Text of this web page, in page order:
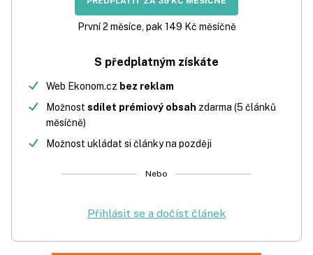
První 2 měsíce, pak 149 Kč měsíčně
S předplatným získáte
Web Ekonom.cz bez reklam
Možnost sdílet prémiový obsah zdarma (5 článků
měsíčně)
Možnost ukládat si články na později
Nebo
Přihlásit se a dočíst článek